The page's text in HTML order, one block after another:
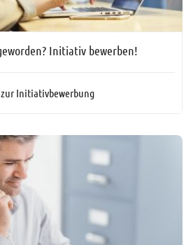
Initiativ bewerben!
Initiativbewerbung